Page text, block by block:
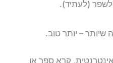
(לעתיד).
קרא ספר או